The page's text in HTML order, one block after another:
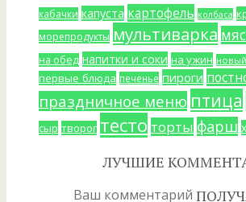
кабачки капуста картофель колбаса
морепродукты мультиварка
на обед напитки и соки на ужин
первые блюда печенье пироги
праздничное меню птица
сыр творог тесто торты фарш
ЛУЧШИЕ
Ваш комментарий